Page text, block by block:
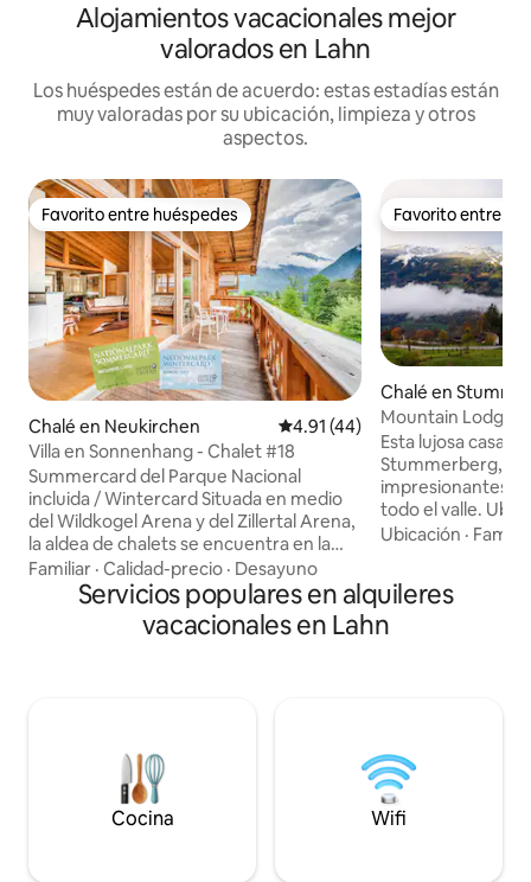
Alojamientos vacacionales mejor
valorados en Lahn
Los huéspedes están de acuerdo: estas estadías están
muy valoradas por su ubicación, limpieza y otros
aspectos.
Favorito entre huéspedes
Favorito entre huéspedes
Chalé en Neukirchen Calificación promedio: 4.91 de
4.91 (44)
Villa en Sonnenhang - Chalet #18
Summercard del Parque Nacional
incluida / Wintercard Situada en medio
del Wildkogel Arena y del Zillertal Arena,
la aldea de chalets se encuentra en la
ladera soleada con una belleza especial,
tranquilidad y estilo alpino. El encantador
y luminoso Chalet n.º 18 está en la
primera fila del complejo de chalets con
estacionamiento subterráneo, Servicio
al huésped en el lugar
Familiar · Calidad-precio · Desayuno
Favorito entre
Favorito entre
Chalé en
Mountain Lodge
Esta lujosa casa
Stummerberg,
impresionantes
todo el valle.
cuenta con
El entorno
la máxima
montañas del
Ubicación ·
Servicios populares en alquileres
vacacionales en Lahn
Cocina Wifi